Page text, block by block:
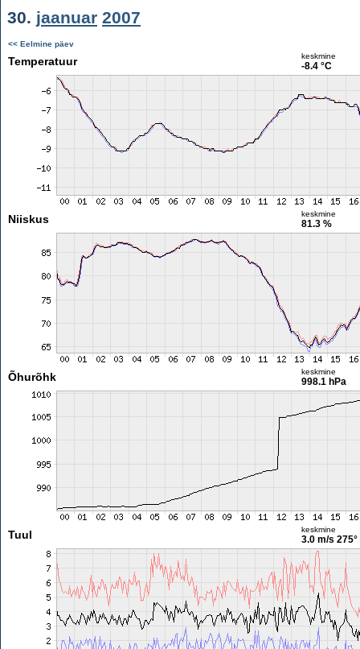
30. jaanuar 2007
<< Eelmine päev
Temperatuur keskmine
-8.4 °C
Niiskus keskmine
81.3 %
Õhurõhk keskmine
998.1 hPa
Tuul keskmine
3.0 m/s 275°